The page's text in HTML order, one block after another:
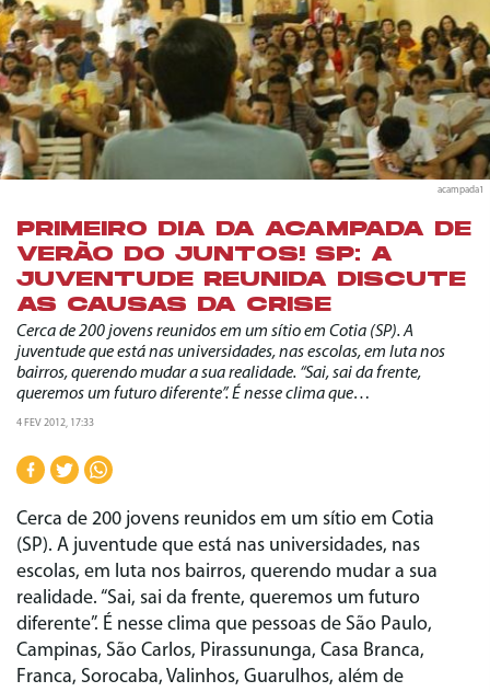
acampada1
PRIMEIRO DIA DA ACAMPADA DE
VERÃO DO JUNTOS! SP: A
JUVENTUDE REUNIDA DISCUTE
AS CAUSAS DA CRISE
Cerca de 200 jovens reunidos em um sítio em Cotia (SP). A
juventude que está nas universidades, nas escolas, em luta nos
bairros, querendo mudar a sua realidade. “Sai, sai da frente,
queremos um futuro diferente”. É nesse clima que…
4 FEV 2012, 17:33
Cerca de 200 jovens reunidos em um sítio em Cotia
(SP). A juventude que está nas universidades, nas
escolas, em luta nos bairros, querendo mudar a sua
realidade. “Sai, sai da frente, queremos um futuro
diferente”. É nesse clima que pessoas de São Paulo,
Campinas, São Carlos, Pirassununga, Casa Branca,
Franca, Sorocaba, Valinhos, Guarulhos, além de